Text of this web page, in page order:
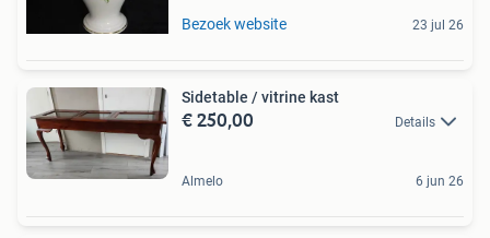
Bezoek website 23 jul 26
Sidetable / vitrine kast
€ 250,00 Details
Almelo 6 jun 26